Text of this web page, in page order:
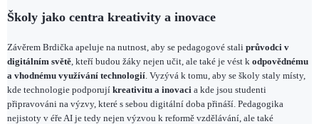
Školy jako centra kreativity a inovace
Závěrem Brdička apeluje na nutnost, aby se pedagogové stali průvodci v
digitálním světě , kteří budou žáky nejen učit, ale také je vést k odpovědnému
a vhodnému využívání technologií . Vyzývá k tomu, aby se školy staly místy,
kde technologie podporují kreativitu a inovaci a kde jsou studenti
připravováni na výzvy, které s sebou digitální doba přináší. Pedagogika
nejistoty v éře AI je tedy nejen výzvou k reformě vzdělávání, ale také